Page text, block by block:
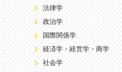
法律学
政治学
国際関係学
経済学・経営学・商学
社会学